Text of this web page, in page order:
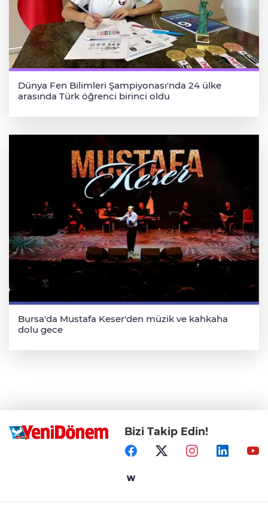
Dünya Fen Bilimleri Şampiyonası'nda 24 ülke
arasında Türk öğrenci birinci oldu
Bursa'da Mustafa Keser'den müzik ve kahkaha
dolu gece
Bizi Takip Edin!